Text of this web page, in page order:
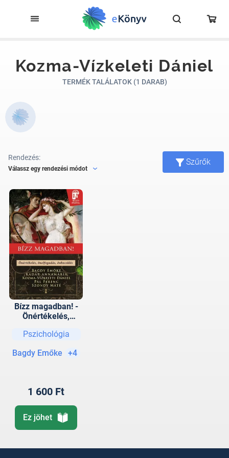
Kozma-Vízkeleti Dániel
TERMÉK TALÁLATOK (1 DARAB)
Rendezés:
Válassz egy rendezési módot
Szűrők
Bízz magadban! -
Önértékelés,
önbecsülés
Pszichológia
Bagdy Emőke
+4
1 600 Ft
Ez jöhet